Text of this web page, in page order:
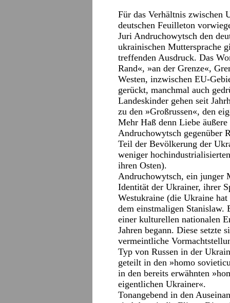
Für das Verhältnis zwischen
deutschen Feuilleton
Juri Andruchowytsch den
ukrainischen Muttersprache
treffenden Ausdruck. Das
Rand«, »an der Grenze«,
Westen, inzwischen EU-
gerückt, manchmal auch
Landeskinder gehen seit
zu den »Großrussen«, den
Mehr Haß denn Liebe
Andruchowytsch gegenüber
Teil der Bevölkerung der
weniger
ihren Osten).
Andruchowytsch, ein junger
Identität der Ukrainer, ihrer
Westukraine (die Ukraine
dem einstmaligen Stanislaw.
einer kulturellen nationalen
Jahren begann. Diese setzte
vermeintliche
Typ von Russen in der
geteilt in den »homo
in den bereits erwähnten
eigentlichen Ukrainer«.
Tonangebend in den